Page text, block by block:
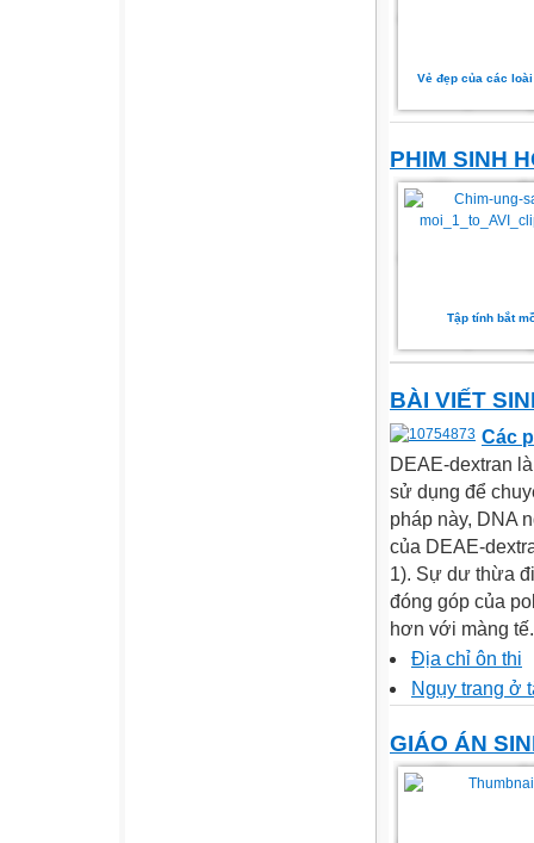
Vẻ đẹp của các
PHIM SINH
Tập tính bắt
BÀI VIẾT
Các
DEAE-dextran
sử dụng để
pháp này, DNA
của DEAE-
1). Sự dư thừa
đóng góp của
hơn với màng
Địa chỉ ôn thi
Ngụy trang ở
GIÁO ÁN